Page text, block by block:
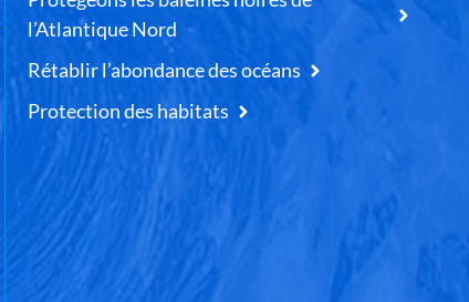
l’Atlantique Nord
Rétablir l’abondance des océans
Protection des habitats